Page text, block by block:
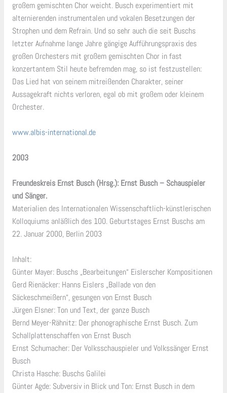
großem gemischten Chor weicht. Busch experimentiert mit
alternierenden instrumentalen und vokalen Besetzungen der
Strophen und dem Refrain. Und so sehr auch die seit Buschs
letzter Aufnahme lange Jahre gängige Aufführungspraxis des
großen Orchesters mit großem gemischten Chor in fast
konzertantem Stil heute befremden mag, so ist festzustellen:
Das Lied hat von seinem mitreißenden Charakter, seiner
Aussagekraft nichts verloren, egal ob mit großem oder kleinem
Orchester.
www.albis-international.de
2003
Freundeskreis Ernst Busch (Hrsg.): Ernst Busch – Schauspieler
und Sänger.
Materialien des Internationalen Wissenschaftlich-künstlerischen
Kolloquiums anläßlich des 100. Geburtstages Ernst Buschs am
22. Januar 2000, Berlin 2003
Inhalt:
Günter Mayer: Buschs „Bearbeitungen“ Eislerscher Kompositionen
Gerd Rienäcker: Hanns Eislers „Ballade von den
Säckeschmeißern“, gesungen von Ernst Busch
Jürgen Elsner: Ton und Text, der ganze Busch
Bernd Meyer-Rähnitz: Der phonographische Ernst Busch. Zum
Schallplattenschaffen von Ernst Busch
Ernst Schumacher: Der Volksschauspieler und Volkssänger Ernst
Busch
Christa Hasche: Buschs Galilei
Günter Agde: Subversiv in Blick und Ton: Ernst Busch in dem